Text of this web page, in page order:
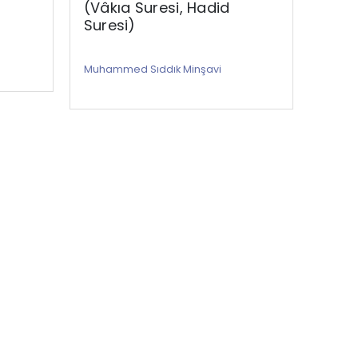
(Vâkıa Suresi, Hadid
Suresi)
Muhammed Sıddık Minşavi